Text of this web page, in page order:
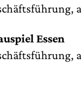
Essen